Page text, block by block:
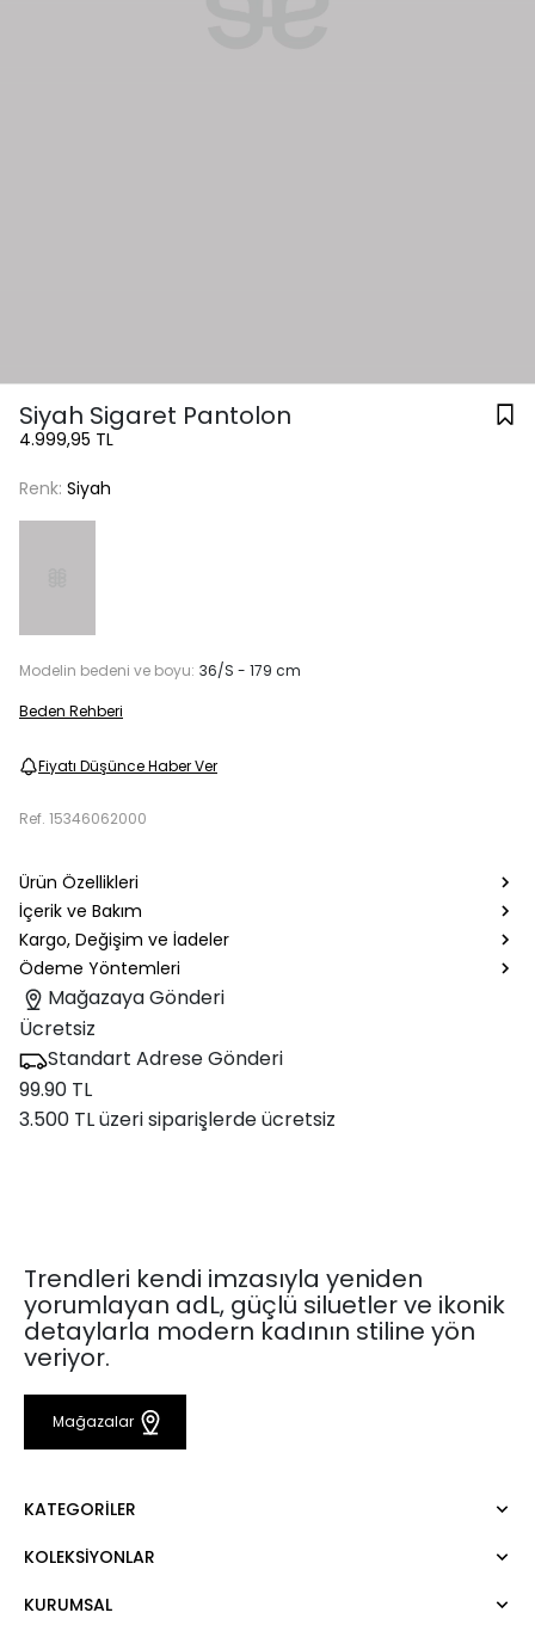
Siyah Sigaret Pantolon
4.999,95 TL
Renk: Siyah
Modelin bedeni ve boyu: 36/S - 179 cm
Beden Rehberi
Fiyatı Düşünce Haber Ver
Ref. 15346062000
Ürün Özellikleri
İçerik ve Bakım
Kargo, Değişim ve İadeler
Ödeme Yöntemleri
Mağazaya Gönderi
Ücretsiz
Standart Adrese Gönderi
99.90 TL
3.500 TL üzeri siparişlerde ücretsiz
Trendleri kendi imzasıyla yeniden
yorumlayan adL, güçlü siluetler ve ikonik
detaylarla modern kadının stiline yön
veriyor.
Mağazalar
KATEGORILER
Elbise
KOLEKSIYONLAR
Mert Aslan
KURUMSAL